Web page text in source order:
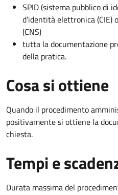
SPID (sistema pubblico di
d’identità elettronica (CIE)
(CNS)
tutta la documentazione
della pratica.
Cosa si ottiene
Quando il procedimento
positivamente si ottiene la
chiesta.
Tempi e
Durata massima del